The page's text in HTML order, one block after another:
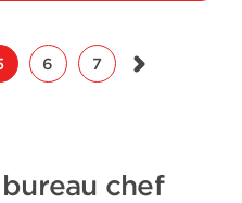
6 7
chef